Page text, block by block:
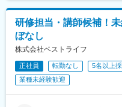
研修担当・講師候補！
ぼなし
株式会社ベストライフ
正社員 転勤なし 5名以上
業種未経験歓迎